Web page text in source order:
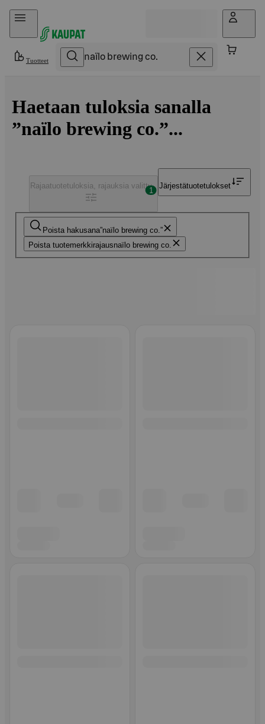
Hyppää sisältöön
Tuotteet
Haetaan tuloksia sanalla
”naïlo brewing co.”...
Poista hakusana naïlo brewing co.
Poista tuotemerkkirajausnaïlo brewing co.
Rajaatuotetuloksia, rajauksia valittu
1
Järjestätuotetulokset